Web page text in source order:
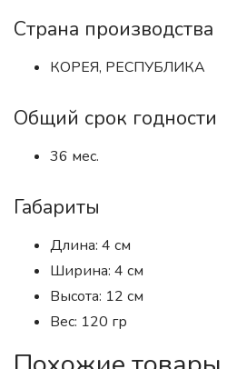
Страна производства
КОРЕЯ, РЕСПУБЛИКА
Общий срок годности
36 мес.
Габариты
Длина: 4 см
Ширина: 4 см
Высота: 12 см
Вес: 120 гр